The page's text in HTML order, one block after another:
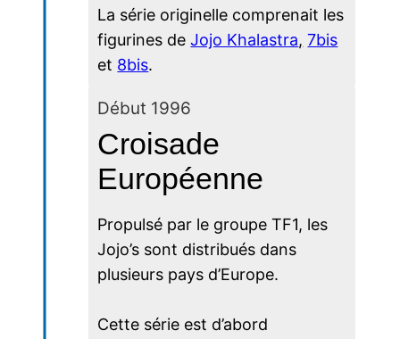
La série originelle comprenait les
figurines deJojo Khalastra, 7bis
et 8bis.
Début 1996
Croisade
Européenne
Propulsé par le groupe TF1, les
Jojo’s sont distribués dans
plusieurs pays d’Europe.
Cette série est d’abord